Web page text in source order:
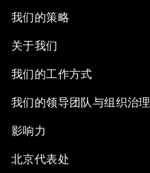
我们的策略
关于我们
我们的工作方式
我们的领导团队与组织治理
影响力
北京代表处